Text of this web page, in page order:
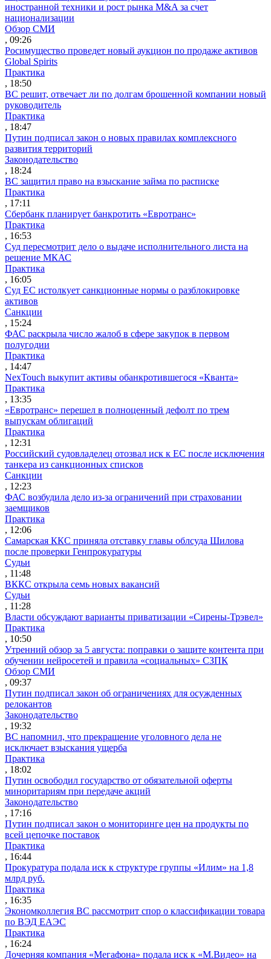
иностранной техники и рост рынка M&A за счет
национализации
Обзор СМИ
, 09:26
Росимущество проведет новый аукцион по продаже активов
Global Spirits
Практика
, 18:50
ВС решит, отвечает ли по долгам брошенной компании новый
руководитель
Практика
, 18:47
Путин подписал закон о новых правилах комплексного
развития территорий
Законодательство
, 18:24
ВС защитил право на взыскание займа по расписке
Практика
, 17:11
Сбербанк планирует банкротить «Евротранс»
Практика
, 16:53
Суд пересмотрит дело о выдаче исполнительного листа на
решение МКАС
Практика
, 16:05
Суд ЕС истолкует санкционные нормы о разблокировке
активов
Санкции
, 15:24
ФАС раскрыла число жалоб в сфере закупок в первом
полугодии
Практика
, 14:47
NexTouch выкупит активы обанкротившегося «Кванта»
Практика
, 13:35
«Евротранс» перешел в полноценный дефолт по трем
выпускам облигаций
Практика
, 12:31
Российский судовладелец отозвал иск к ЕС после исключения
танкера из санкционных списков
Санкции
, 12:23
ФАС возбудила дело из-за ограничений при страховании
заемщиков
Практика
, 12:06
Самарская ККС приняла отставку главы облсуда Шилова
после проверки Генпрокуратуры
Судьи
, 11:48
ВККС открыла семь новых вакансий
Судьи
, 11:28
Власти обсуждают варианты приватизации «Сирены-Трэвел»
Практика
, 10:50
Утренний обзор за 5 августа: поправки о защите контента при
обучении нейросетей и правила «социальных» СЗПК
Обзор СМИ
, 09:37
Путин подписал закон об ограничениях для осужденных
релокантов
Законодательство
, 19:32
ВС напомнил, что прекращение уголовного дела не
исключает взыскания ущерба
Практика
, 18:02
Путин освободил государство от обязательной оферты
миноритариям при передаче акций
Законодательство
, 17:16
Путин подписал закон о мониторинге цен на продукты по
всей цепочке поставок
Практика
, 16:44
Прокуратура подала иск к структуре группы «Илим» на 1,8
млрд руб.
Практика
, 16:35
Экономколлегия ВС рассмотрит спор о классификации товара
по ВЭД ЕАЭС
Практика
, 16:24
Дочерняя компания «Мегафона» подала иск к «М.Видео» на